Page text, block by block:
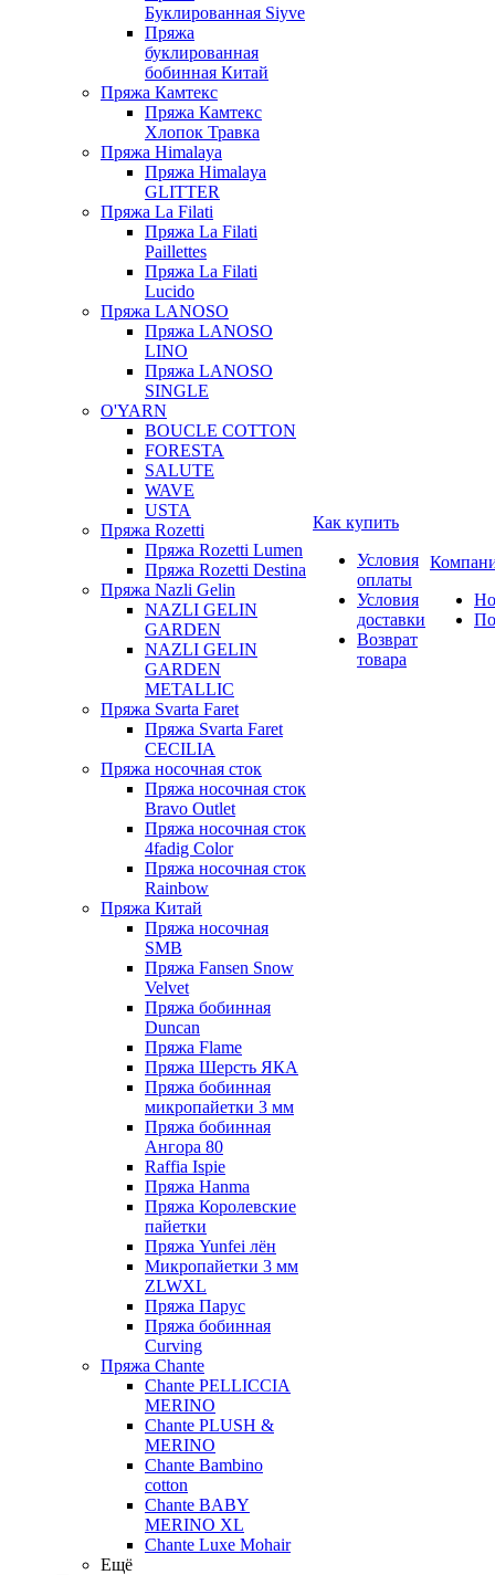
Буклированная Siyve
Пряжа
буклированная
бобинная Китай
Пряжа Камтекс
Пряжа Камтекс
Хлопок Травка
Пряжа Himalaya
Пряжа Himalaya
GLITTER
Пряжа La Filati
Пряжа La Filati
Paillettes
Пряжа La Filati
Lucido
Пряжа LANOSO
Пряжа LANOSO
LINO
Пряжа LANOSO
SINGLE
O'YARN
BOUCLE COTTON
FORESTA
SALUTE
WAVE
USTA
Пряжа Rozetti
Пряжа Rozetti Lumen
Пряжа Rozetti Destina
Пряжа Nazli Gelin
NAZLI GELIN
GARDEN
NAZLI GELIN
GARDEN
METALLIC
Пряжа Svarta Faret
Пряжа Svarta Faret
CECILIA
Пряжа носочная сток
Пряжа носочная сток
Bravo Outlet
Пряжа носочная сток
4fadig Color
Пряжа носочная сток
Rainbow
Пряжа Китай
Пряжа носочная
SMB
Пряжа Fansen Snow
Velvet
Пряжа бобинная
Duncan
Пряжа Flame
Пряжа Шерсть ЯКА
Пряжа бобинная
микропайетки 3 мм
Пряжа бобинная
Ангора 80
Raffia Ispie
Пряжа Hanma
Пряжа Королевские
пайетки
Пряжа Yunfei лён
Микропайетки 3 мм
ZLWXL
Пряжа Парус
Пряжа бобинная
Curving
Пряжа Chante
Chante PELLICCIA
MERINO
Chante PLUSH &
MERINO
Chante Bambino
cotton
Chante BABY
MERINO XL
Chante Luxe Mohair
Ещё
Как купить
Условия
оплаты
Условия
доставки
Возврат
товара